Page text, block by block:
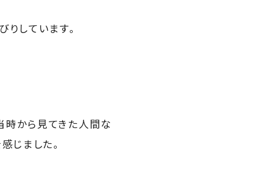
しています。
時から見てきた人間な
じました。